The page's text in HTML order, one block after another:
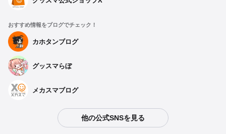
おすすめ情報をブログでチェック！
カホタンブログ
グッスマらぼ
メカスマブログ
他の公式SNSを見る